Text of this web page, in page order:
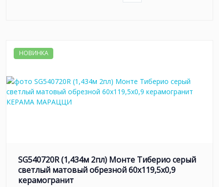
НОВИНКА
SG540720R (1,434м 2пл) Монте Тиберио серый
светлый матовый обрезной 60x119,5x0,9
керамогранит